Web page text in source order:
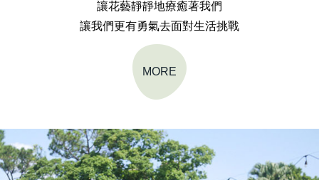
讓花藝靜靜地療癒著我們
讓我們更有勇氣去面對生活挑戰
MORE